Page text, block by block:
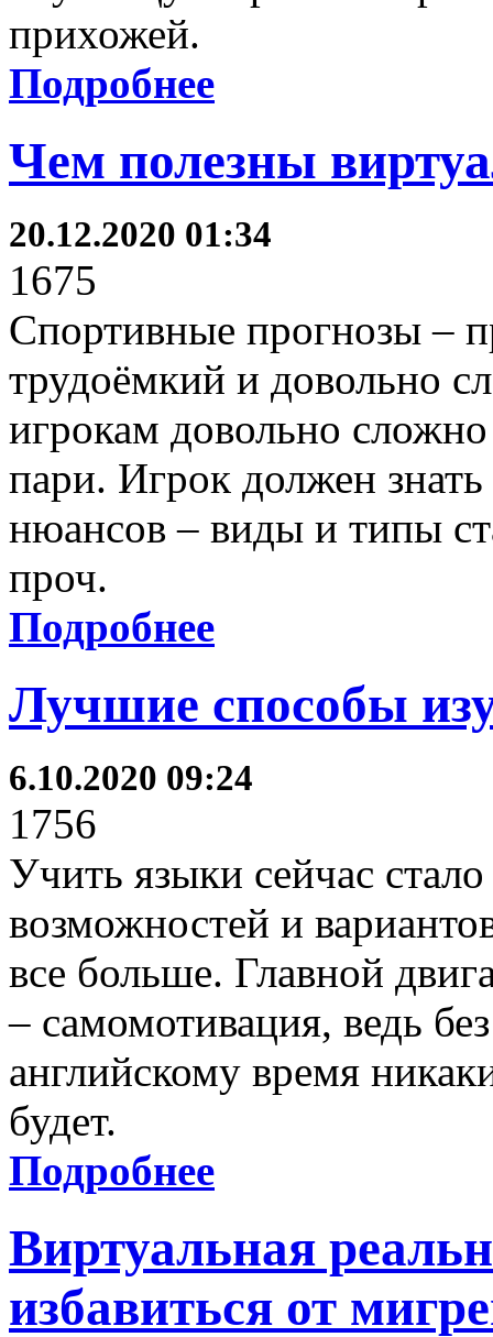
прихожей.
Подробнее
Чем полезны
20.12.2020 01:34
1675
Спортивные прогнозы –
трудоёмкий и довольно
игрокам довольно сложно
пари. Игрок должен
нюансов – виды и типы
проч.
Подробнее
Лучшие способы
6.10.2020 09:24
1756
Учить языки сейчас
возможностей и
все больше. Главной
– самомотивация, ведь
английскому время
будет.
Подробнее
Виртуальная
избавиться от